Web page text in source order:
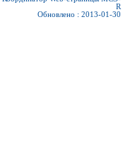
R
Обновлено : 2013-01-30